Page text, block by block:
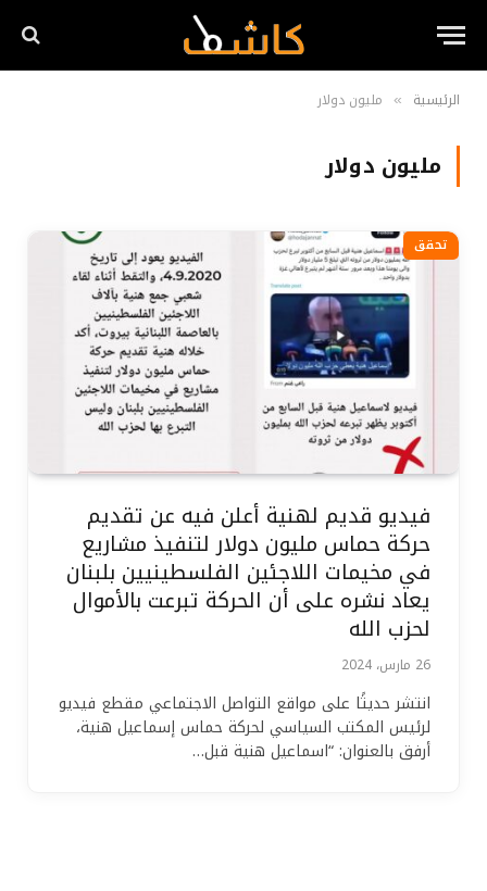
الرئيسية » مليون دولار
مليون دولار
تحقق
فيديو قديم لهنية أعلن فيه عن تقديم
حركة حماس مليون دولار لتنفيذ مشاريع
في مخيمات اللاجئين الفلسطينيين بلبنان
يعاد نشره على أن الحركة تبرعت بالأموال
لحزب الله
26 مارس، 2024
انتشر حديثًا على مواقع التواصل الاجتماعي مقطع فيديو
لرئيس المكتب السياسي لحركة حماس إسماعيل هنية،
أرفق بالعنوان: “اسماعيل هنية قبل…